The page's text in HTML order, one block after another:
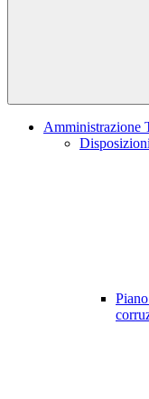
Amministrazione